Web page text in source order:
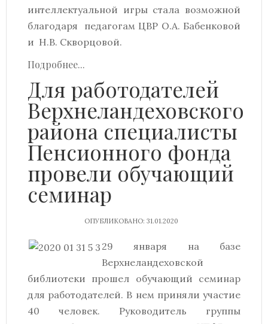
интеллектуальной игры стала возможной
благодаря педагогам ЦВР О.А. Бабенковой
и Н.В. Скворцовой.
Подробнее...
Для работодателей
Верхнеландеховского
района специалисты
Пенсионного фонда
провели обучающий
семинар
ОПУБЛИКОВАНО: 31.01.2020
29 января на базе
Верхнеландеховской
библиотеки прошел обучающий семинар
для работодателей. В нем приняли участие
40 человек. Руководитель группы